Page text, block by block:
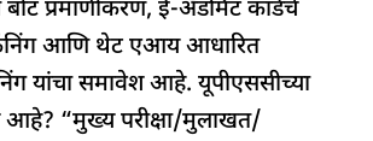
प्रमाणीकरण, ई-ॲडमिट कार्डचे
आणि थेट एआय आधारित
यांचा समावेश आहे. यूपीएससीच्या
आहे? “मुख्य परीक्षा/मुलाखत/